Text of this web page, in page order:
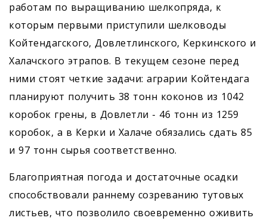
работам по выращиванию шелкопряда, к
которым первыми приступили шелководы
Койтендагского, Довлетлинского, Керкинского и
Халачского этрапов. В текущем сезоне перед
ними стоят четкие задачи: аграрии Койтендага
планируют получить 38 тонн коконов из 1042
коробок грены, в Довлетли - 46 тонн из 1259
коробок, а в Керки и Халаче обязались сдать 85
и 97 тонн сырья соответственно.
Благоприятная погода и достаточные осадки
способствовали раннему созреванию тутовых
листьев, что позволило своевременно оживить